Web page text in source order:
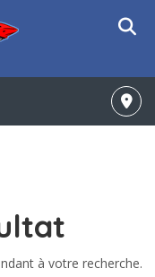
à votre recherche.